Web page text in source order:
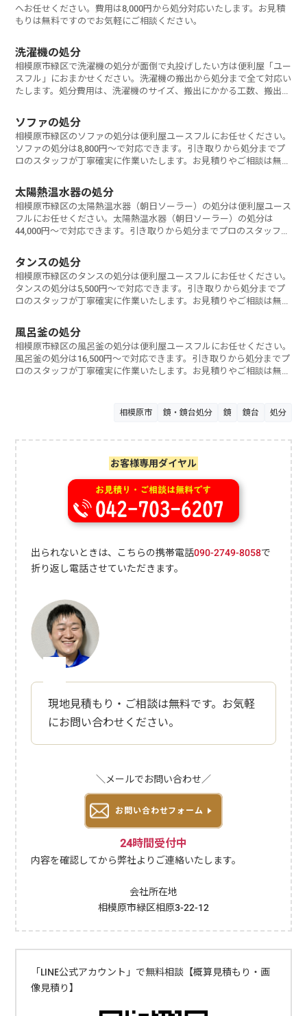
へお任せください。費用は8,000円から処分対応いたします。お見積
もりは無料ですのでお気軽にご相談ください。
洗濯機の処分
相模原市緑区で洗濯機の処分が面倒で丸投げしたい方は便利屋「ユー
スフル」におまかせください。洗濯機の搬出から処分まで全て対応い
たします。処分費用は、洗濯機のサイズ、搬出にかかる工数、搬出環
円から処分可能です。お見積もりは無料なので、お気軽にご相談くだ
さい。
ソファの処分
相模原市緑区のソファの処分は便利屋ユースフルにお任せください。
ソファの処分は8,800円～で対応できます。引き取りから処分までプ
ロのスタッフが丁寧確実に作業いたします。お見積りやご相談は無料
太陽熱温水器の処分
相模原市緑区の太陽熱温水器（朝日ソーラー）の処分は便利屋ユース
フルにお任せください。太陽熱温水器（朝日ソーラー）の処分は
44,000円～で対応できます。引き取りから処分までプロのスタッフが
お問い合わせください。
タンスの処分
相模原市緑区のタンスの処分は便利屋ユースフルにお任せください。
タンスの処分は5,500円～で対応できます。引き取りから処分までプ
ロのスタッフが丁寧確実に作業いたします。お見積りやご相談は無料
風呂釜の処分
相模原市緑区の風呂釜の処分は便利屋ユースフルにお任せください。
風呂釜の処分は16,500円～で対応できます。引き取りから処分までプ
ロのスタッフが丁寧確実に作業いたします。お見積りやご相談は無料
相模原市 鏡・鏡台処分 鏡 鏡台 処分
お客様専用ダイヤル
出られないときは、こちらの携帯電話090-2749-8058で
折り返し電話させていただきます。
現地見積もり・ご相談は無料です。お気軽
にお問い合わせください。
＼メールでお問い合わせ／
お問い合わせフォーム
24時間受付中
内容を確認してから弊社よりご連絡いたします。
会社所在地
相模原市緑区相原3-22-12
「LINE公式アカウント」で無料相談【概算見積もり・画
像見積り】